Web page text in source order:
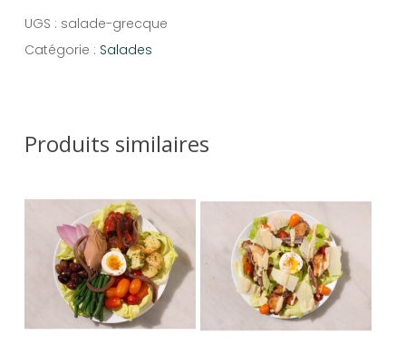
UGS : salade-grecque
Catégorie : Salades
Produits similaires